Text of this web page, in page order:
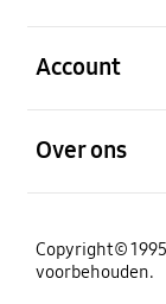
Account
Over ons
Copyright©
voorbehouden.